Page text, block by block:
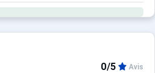
0/5 Avis